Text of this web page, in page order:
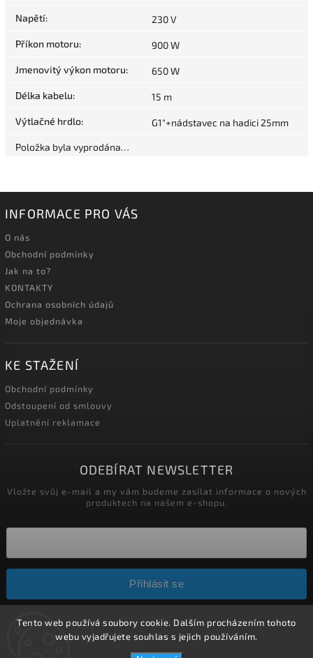
Tento web používá soubory cookie. Dalším procházením tohoto
webu vyjadřujete souhlas s jejich používáním.
Napětí: 230 V
Příkon motoru: 900 W
Jmenovitý výkon motoru: 650 W
Délka kabelu: 15 m
Výtlačné hrdlo: G1"+nádstavec na hadici 25mm
Položka byla vyprodána…
INFORMACE PRO VÁS
O nás
Obchodní podmínky
Jak na to?
KONTAKTY
Ochrana osobních údajů
Moje objednávka
KE STAŽENÍ
Obchodní podmínky
Odstoupení od smlouvy
Uplatnění reklamace
ODEBÍRAT NEWSLETTER
Vložte svůj e-mail a my vám budeme zasílat informace o nových
produktech na našem e-shopu.
Přihlásit se
Copyright 2026HELÍSEK stavební s.r.o.. Všechna práva
vyhrazena.